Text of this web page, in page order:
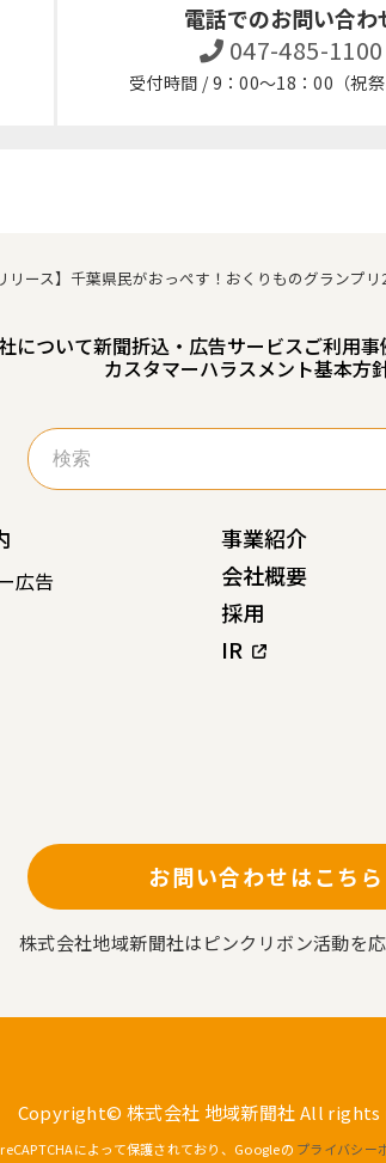
電話でのお問い合わ
047-485-1100
受付時間 / 9：00～18：00（祝祭
リース】千葉県民がおっぺす！おくりものグランプ
について新聞折込・広告サービスご利用事
カスタマーハラスメント基本方
検
索:
広告
事業紹介
会社概要
採用
IR
お問い合わせはこちら
株式会社地域新聞社はピンクリボン活動を応
Copyright© 株式会社 地域新聞社 All rights
によって保護されており、Googleの プライバシー